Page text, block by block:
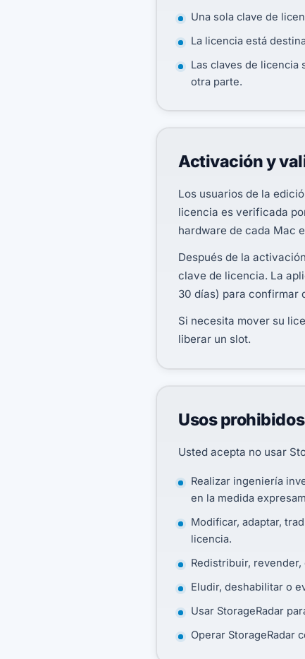
Una sola clave de
La licencia está
Las claves de
otra parte.
Activación y
Los usuarios de la
licencia es verificada
hardware de cada Mac
Después de la
clave de licencia. La
30 días) para confirmar
Si necesita mover su
liberar un slot.
Usos prohibidos
Usted acepta no usar
Realizar ingeniería
en la medida
Modificar, adaptar,
licencia.
Redistribuir,
Eludir, deshabilitar o
Usar StorageRadar
Operar StorageRadar